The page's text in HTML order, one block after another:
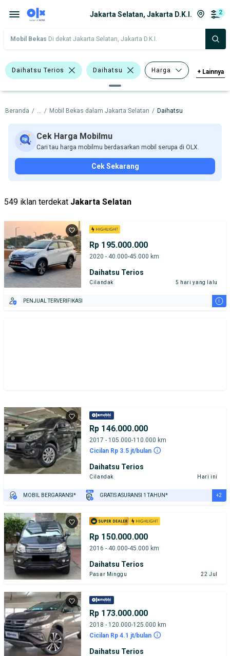
Jakarta Selatan, Jakarta D.K.I. 2
Mobil Bekas Di dekat Jakarta Selatan, Jakarta D.K.I.
Daihatsu Terios Daihatsu Harga
Merek Dan Model Tahun
Tipe Bodi Tipe Membership
+ Lainnya
Beranda / ... / Mobil Bekas dalam Jakarta Selatan / Daihatsu
Cek Harga Mobilmu
Cari tau harga mobilmu berdasarkan mobil serupa di OLX.
Cek Sekarang
549 iklan terdekat Jakarta Selatan
Rp 195.000.000
2020 - 40.000-45.000 km
Daihatsu Terios
Cilandak 5 hari yang lalu
PENJUAL TERVERIFIKASI i
Rp 146.000.000
2017 - 105.000-110.000 km
Cicilan Rp 3.5 jt/bulan
Daihatsu Terios
Cilandak Hari ini
MOBIL BERGARANSI* GRATIS ASURANSI 1 TAHUN* +2
Rp 150.000.000
2016 - 40.000-45.000 km
Daihatsu Terios
Pasar Minggu 22 Jul
Rp 173.000.000
2018 - 120.000-125.000 km
Cicilan Rp 4.1 jt/bulan
Daihatsu Terios